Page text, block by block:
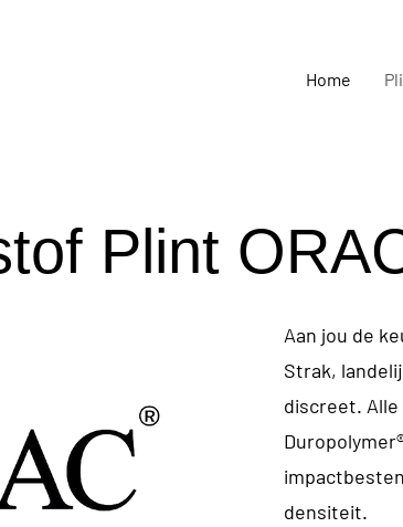
Home
Plint
Aan jou de
Strak,
discreet.
densiteit.